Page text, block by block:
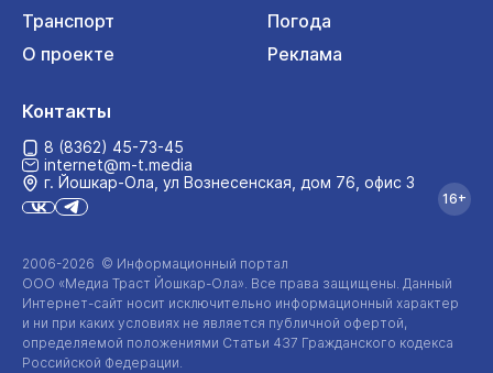
Транспорт
Погода
О проекте
Реклама
2006-2026 © Информационный портал
ООО «Медиа Траст Йошкар-Ола». Все права защищены. Данный
Интернет-сайт носит исключительно информационный характер
и ни при каких условиях не является публичной офертой,
определяемой положениями Статьи 437 Гражданского кодекса
Российской Федерации.
Контакты
8 (8362) 45-73-45
internet@m-t.media
г. Йошкар‑Ола, ул Вознесенская, дом 76, офис 3
16+